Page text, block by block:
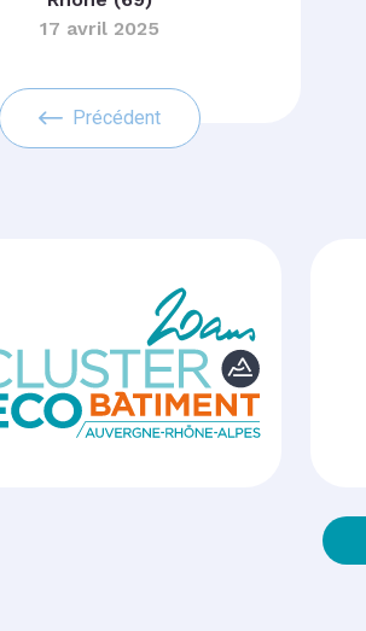
17 avril 2025
Précédent